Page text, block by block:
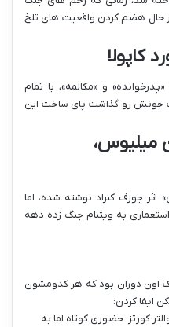
در حال هضم کردن واقعیت های تلخ
کاپولا
و «مکالمه»، با تمام
جونش رو گذاشت پای ساخت این
میلیوس،
اثر جوزف کنراد نوشته شده، اما
به ویتنام جنگ زده دهه
اون دوران بود که هر کدومشون
ایفا کردن:
کورتز: حضوری کوتاه اما به